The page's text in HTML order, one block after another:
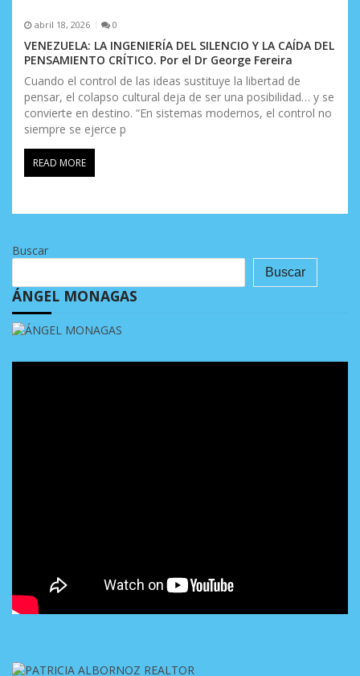
abril 18, 2026 0
VENEZUELA: LA INGENIERÍA DEL SILENCIO Y LA CAÍDA DEL
PENSAMIENTO CRÍTICO. Por el Dr George Fereira
Cuando el control de las ideas sustituye la libertad de
pensar, el colapso cultural deja de ser una posibilidad… y se
convierte en destino. “En sistemas modernos, el control no
siempre se ejerce p
READ MORE
Buscar
Buscar
ÁNGEL MONAGAS